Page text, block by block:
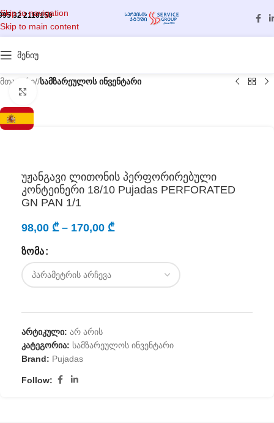
Skip to navigation
Skip to main content
32 2110150
მენიუ
მთავარი/ სამზარეულოს ინვენტარი
უჟანგავი ლითონის პერფორირებული
კონტეინერი 18/10 Pujadas PERFORATED
GN PAN 1/1
98,00 ₾ – 170,00 ₾
ᲖᲝᲛᲐ
არტიკული: არ არის
კატეგორია: სამზარეულოს ინვენტარი
Brand: Pujadas
Follow: